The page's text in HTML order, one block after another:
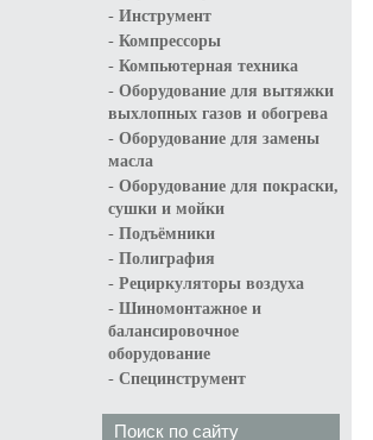
- Инструмент
- Компрессоры
- Компьютерная техника
- Оборудование для вытяжки
выхлопных газов и обогрева
- Оборудование для замены
масла
- Оборудование для покраски,
сушки и мойки
- Подъёмники
- Полиграфия
- Рециркуляторы воздуха
- Шиномонтажное и
балансировочное
оборудование
- Специнструмент
Поиск по сайту